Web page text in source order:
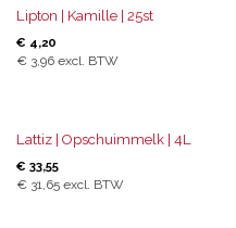
Lipton | Kamille | 25st
€ 4,20
€ 3,96 excl. BTW
Lattiz | Opschuimmelk | 4L
€ 33,55
€ 31,65 excl. BTW